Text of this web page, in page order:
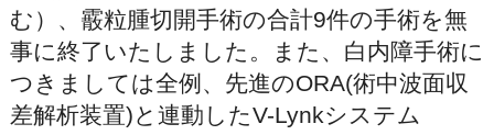
む）、霰粒腫切開手術の合計9件の手術を無
事に終了いたしました。また、白内障手術に
つきましては全例、先進のORA(術中波面収
差解析装置)と連動したV-Lynkシステム